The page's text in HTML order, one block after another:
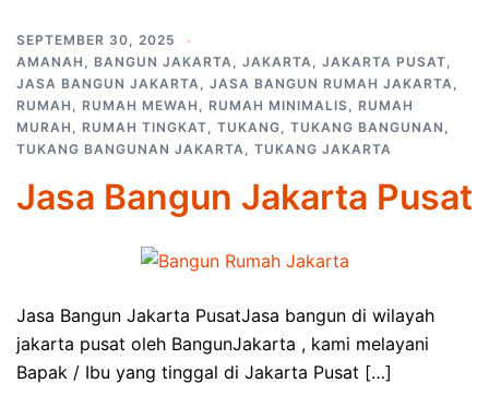
SEPTEMBER 30, 2025
AMANAH , BANGUN JAKARTA, JAKARTA, JAKARTA PUSAT,
JASA BANGUN JAKARTA, JASA BANGUN RUMAH JAKARTA,
RUMAH , RUMAH MEWAH , RUMAH MINIMALIS, RUMAH
MURAH , RUMAH TINGKAT, TUKANG, TUKANG BANGUNAN ,
TUKANG BANGUNAN JAKARTA, TUKANG JAKARTA
Jasa Bangun Jakarta Pusat
Jasa Bangun Jakarta PusatJasa bangun di wilayah
jakarta pusat oleh BangunJakarta , kami melayani
Bapak / Ibu yang tinggal di Jakarta Pusat […]